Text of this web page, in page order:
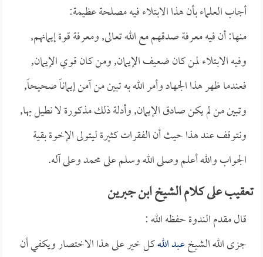
أجاب العلماء بأن هذا الابتلاء فيه مصلحة عظيمة:
منها: أن فيه معرفة صدقهم مع الله تعالى, ومعرفة قوة إيمانهم,
وفيه الابتلاء لمن كان ضعيف الإيمان, ومن كان قوي الإيمان,
فعندما ظهر هذا الجهاد وأمر الله به تبين من آمن إيماناً صحيحاً,
وتبين من لم يكن صادق الإيمان, وأدلة ذلك مذكورة لا نطيل بها,
ونتوقف عند هذا حيث أن الفقرات كثيرة ليتولى الإخوة بقية
الجواب والله أعلم وصلى الله وسلم على محمد وعلى آله.
تعقيب على كلام الشيخ ابن جبرين
قال مقدم الندوة حفظه الله :
جزى الله الشيخعبد اللهكل خير على هذا الاختصار ويكفي أن